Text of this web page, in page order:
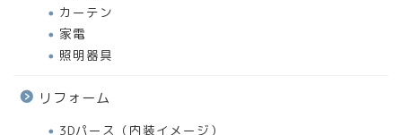
カーテン
家電
照明器具
リフォーム
3Dパース（内装イメージ）